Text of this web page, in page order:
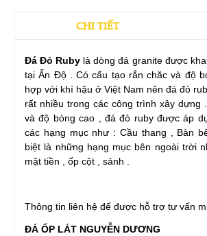
CHI TIẾT
Đá Đỏ Ruby là dòng đá granite được
tại Ấn Độ . Có cấu tạo rắn chăc và độ
hợp với khí hậu ở Việt Nam nên đá đỏ
rất nhiều trong các công trình xây dựng
và độ bóng cao , đá đỏ ruby được áp
các hạng mục như : Cầu thang , Bàn
biệt là những hạng mục bên ngoài trời
mặt tiền , ốp cột , sảnh .
Thông tin liên hệ để được hỗ trợ tư vấn
ĐÁ ỐP LÁT NGUYỄN DƯƠNG